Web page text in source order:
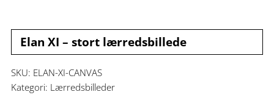
Elan XI – stort lærredsbillede
SKU: ELAN-XI-CANVAS
Kategori: Lærredsbilleder